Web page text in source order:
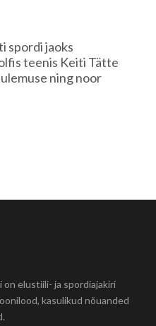
spordi jaoks
teenis Keiti Tätte
ning noor
on elustiili- ja spordiajakiri
kasulikud nõuanded